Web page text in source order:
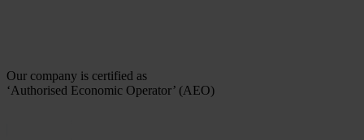
Our company is certified as
‘Authorised Economic Operator’ (AEO)